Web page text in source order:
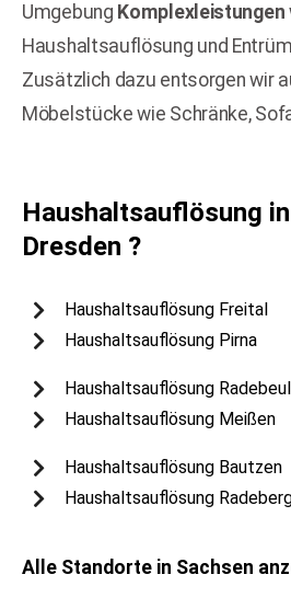
Umgebung Komplexleistungen
Haushaltsauflösung und
Zusätzlich dazu entsorgen wir
Möbelstücke wie Schränke,
Haushaltsauflösung
Dresden ?
Haushaltsauflösung Freital
Haushaltsauflösung Pirna
Haushaltsauflösung Radebeul
Haushaltsauflösung Meißen
Haushaltsauflösung Bautzen
Haushaltsauflösung
Alle Standorte in Sachsen